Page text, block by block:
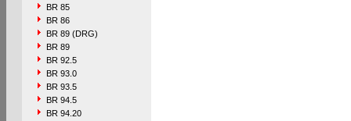
BR 85
BR 86
BR 89 (DRG)
BR 89
BR 92.5
BR 93.0
BR 93.5
BR 94.5
BR 94.20